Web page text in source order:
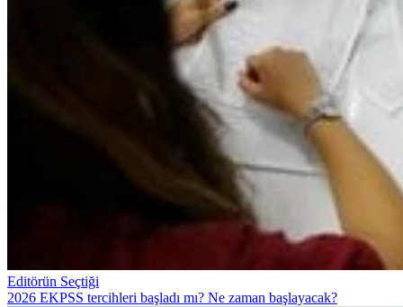
Editörün Seçtiği
2026 EKPSS tercihleri başladı mı? Ne zaman başlayacak?